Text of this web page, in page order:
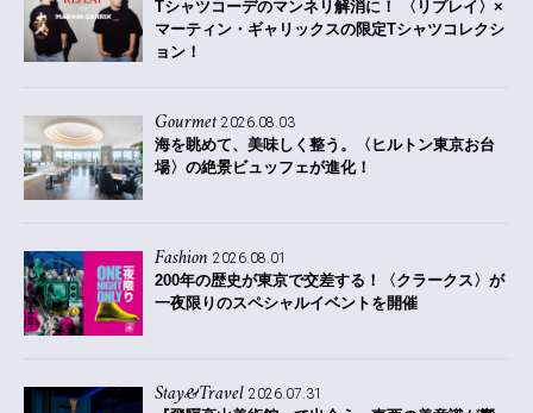
Tシャツコーデのマンネリ解消に！ 〈リプレイ〉×
マーティン・ギャリックスの限定Tシャツコレクシ
ョン！
Gourmet 2026.08.03
海を眺めて、美味しく整う。〈ヒルトン東京お台
場〉の絶景ビュッフェが進化！
Fashion 2026.08.01
200年の歴史が東京で交差する！〈クラークス〉が
一夜限りのスペシャルイベントを開催
Stay&Travel 2026.07.31